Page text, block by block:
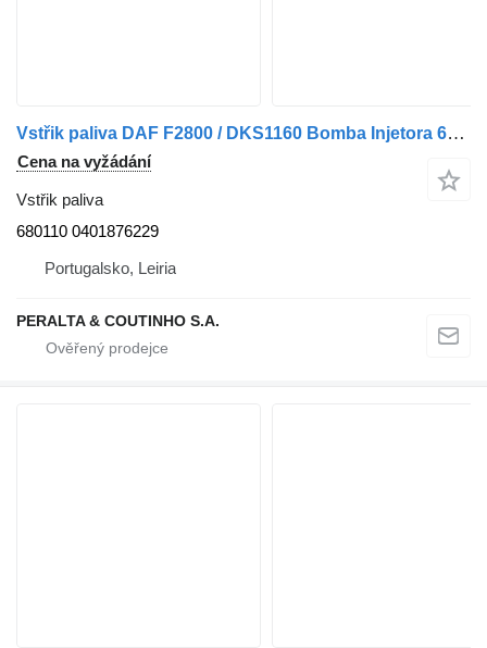
Vstřik paliva DAF F2800 / DKS1160 Bomba Injetora 680110 pro nákladní auta DAF
Cena na vyžádání
Vstřik paliva
680110 0401876229
Portugalsko, Leiria
PERALTA & COUTINHO S.A.